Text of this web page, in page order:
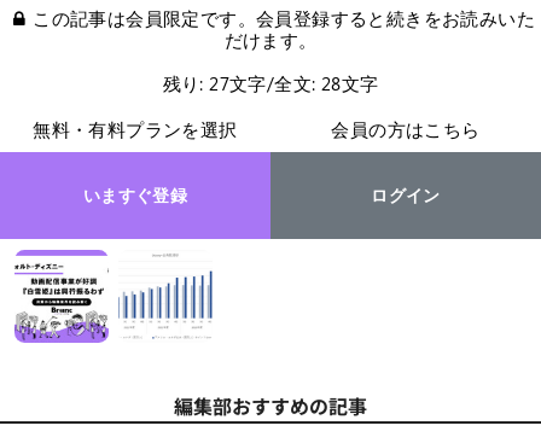
この記事は会員限定です。会員登録すると続きをお読みいた
だけます。
残り: 27文字/全文: 28文字
無料・有料プランを選択
いますぐ登録
会員の方はこちら
ログイン
編集部おすすめの記事